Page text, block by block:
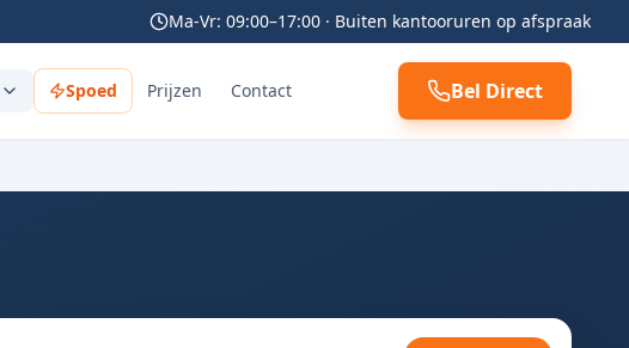
Ma-Vr: 09:00–17:00 · Buiten kantooruren op afspraak
Spoed Prijzen Contact Bel Direct